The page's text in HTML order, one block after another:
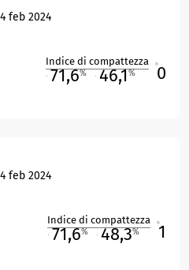
feb 2024
Indice di compattezza
71,6% 46,1% 0
feb 2024
Indice di compattezza
71,6% 48,3% 1